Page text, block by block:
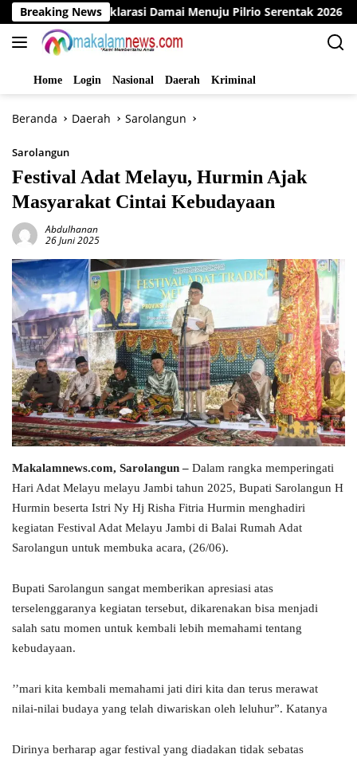
Langsung
ke
konten
Breaking News
Gelar Deklarasi Damai Menuju Pilrio Serentak 2026
Home Login Nasional Daerah Kriminal
Beranda Daerah Sarolangun
Sarolangun
Festival Adat Melayu, Hurmin Ajak
Masyarakat Cintai Kebudayaan
Abdulhanan
26 Juni 2025
Makalamnews.com, Sarolangun – Dalam rangka memperingati
Hari Adat Melayu melayu Jambi tahun 2025, Bupati Sarolangun H
Hurmin beserta Istri Ny Hj Risha Fitria Hurmin menghadiri
kegiatan Festival Adat Melayu Jambi di Balai Rumah Adat
Sarolangun untuk membuka acara, (26/06).
Bupati Sarolangun sangat memberikan apresiasi atas
terselenggaranya kegiatan tersebut, dikarenakan bisa menjadi
salah satu momen untuk kembali lebih memahami tentang
kebudayaan.
’’mari kita kembali memahami jati diri kita dan terus merawat
nilai-nilai budaya yang telah diwariskan oleh leluhur”. Katanya
Dirinya berharap agar festival yang diadakan tidak sebatas